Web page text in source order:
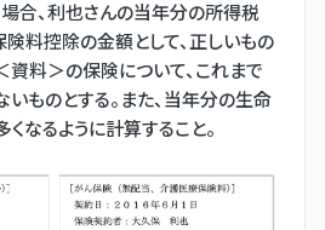
合、利也さんの当年分の所得税
料控除の金額として、正しいもの
資料＞の保険について、これまで
ものとする。また、当年分の生命
なるように計算すること。